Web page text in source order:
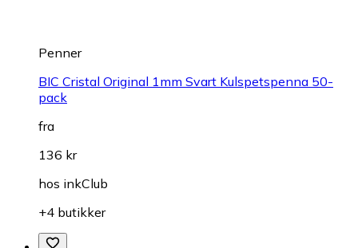
Penner
BIC Cristal Original 1mm Svart Kulspetspenna 50-
pack
fra
136 kr
hos inkClub
+4 butikker